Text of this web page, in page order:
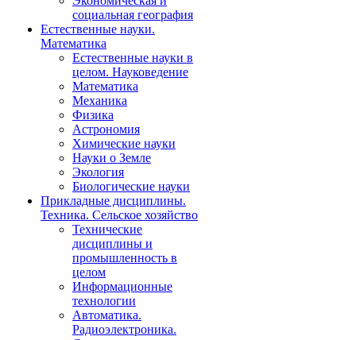
социальная география
Естественные науки.
Математика
Естественные науки в
целом. Науковедение
Математика
Механика
Физика
Астрономия
Химические науки
Науки о Земле
Экология
Биологические науки
Прикладные дисциплины.
Техника. Сельское хозяйство
Технические
дисциплины и
промышленность в
целом
Информационные
технологии
Автоматика.
Радиоэлектроника.